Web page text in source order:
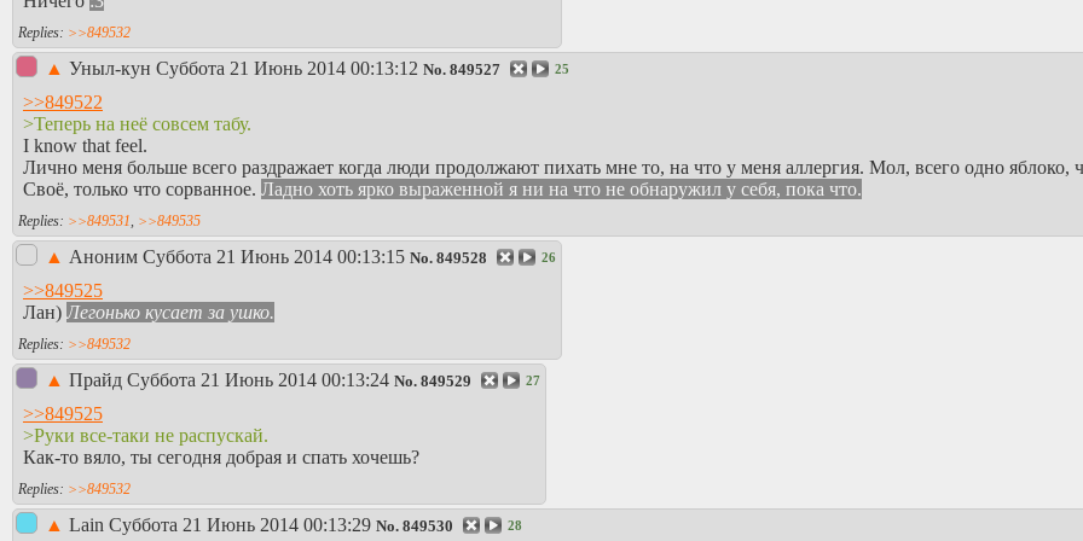
>>849532
▲ Уныл-кун Суббота 21 Июнь 2014 00:13:12 No. 849527 25
>>849522
>Теперь на неё совсем табу.
I know that feel.
Лично меня больше всего раздражает когда люди продолжают пихать мне то, на что у меня аллергия. Мол, всего одно яблоко,
Своё, только что сорванное. Ладно хоть ярко выраженной я ни на что не обнаружил у себя, пока что.
>>849531 >>849535
▲ Аноним Суббота 21 Июнь 2014 00:13:15 No. 849528 26
>>849525
Лан) Легонько кусает за ушко.
>>849532
▲ Прайд Суббота 21 Июнь 2014 00:13:24 No. 849529 27
>>849525
>Руки все-таки не распускай.
Как-то вяло, ты сегодня добрая и спать хочешь?
>>849532
▲ Lain Суббота 21 Июнь 2014 00:13:29 No. 849530 28